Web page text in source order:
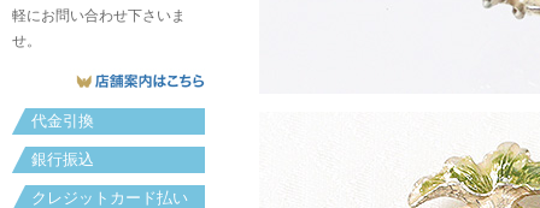
軽にお問い合わせ下さいま
せ。
代金引換
銀行振込
クレジットカード払い